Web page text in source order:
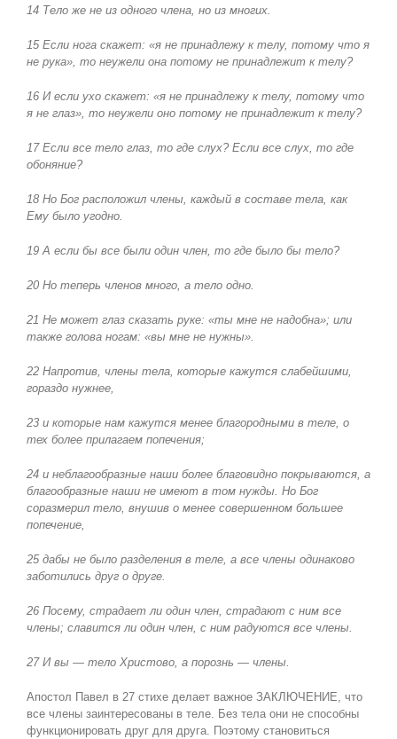
14 Тело же не из одного члена, но из многих.
15 Если нога скажет: «я не принадлежу к телу, потому что я
не рука», то неужели она потому не принадлежит к телу?
16 И если ухо скажет: «я не принадлежу к телу, потому что
я не глаз», то неужели оно потому не принадлежит к телу?
17 Если все тело глаз, то где слух? Если все слух, то где
обоняние?
18 Но Бог расположил члены, каждый в составе тела, как
Ему было угодно.
19 А если бы все были один член, то где было бы тело?
20 Но теперь членов много, а тело одно.
21 Не может глаз сказать руке: «ты мне не надобна»; или
также голова ногам: «вы мне не нужны».
22 Напротив, члены тела, которые кажутся слабейшими,
гораздо нужнее,
23 и которые нам кажутся менее благородными в теле, о
тех более прилагаем попечения;
24 и неблагообразные наши более благовидно покрываются, а
благообразные наши не имеют в том нужды. Но Бог
соразмерил тело, внушив о менее совершенном большее
попечение,
25 дабы не было разделения в теле, а все члены одинаково
заботились друг о друге.
26 Посему, страдает ли один член, страдают с ним все
члены; славится ли один член, с ним радуются все члены.
27 И вы — тело Христово, а порознь — члены.
Апостол Павел в 27 стихе делает важное ЗАКЛЮЧЕНИЕ, что
все члены заинтересованы в теле. Без тела они не способны
функционировать друг для друга. Поэтому становиться